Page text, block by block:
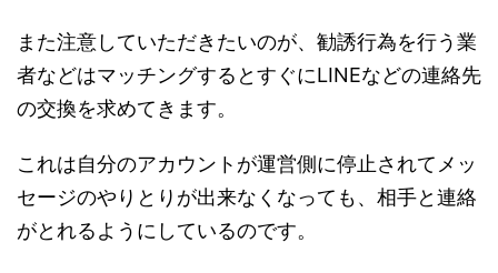
また注意していただきたいのが、勧誘行為を行う業
者などはマッチングするとすぐにLINEなどの連絡先
の交換を求めてきます。
これは自分のアカウントが運営側に停止されてメッ
セージのやりとりが出来なくなっても、相手と連絡
がとれるようにしているのです。